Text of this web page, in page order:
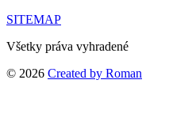
SITEMAP
Všetky práva vyhradené
© 2026 Created by Roman